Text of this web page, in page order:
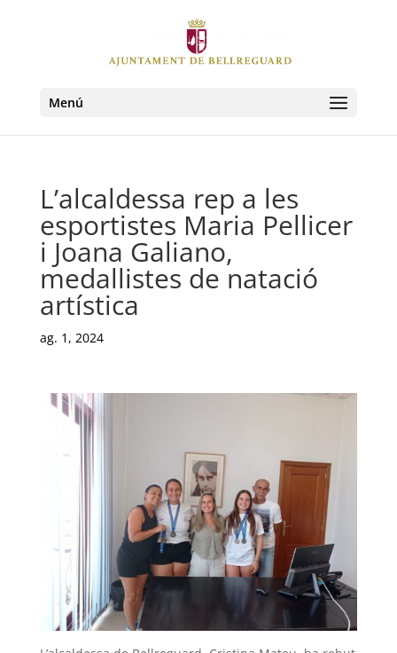
Menú
L’alcaldessa rep a les
esportistes Maria Pellicer
i Joana Galiano,
medallistes de natació
artística
ag. 1, 2024